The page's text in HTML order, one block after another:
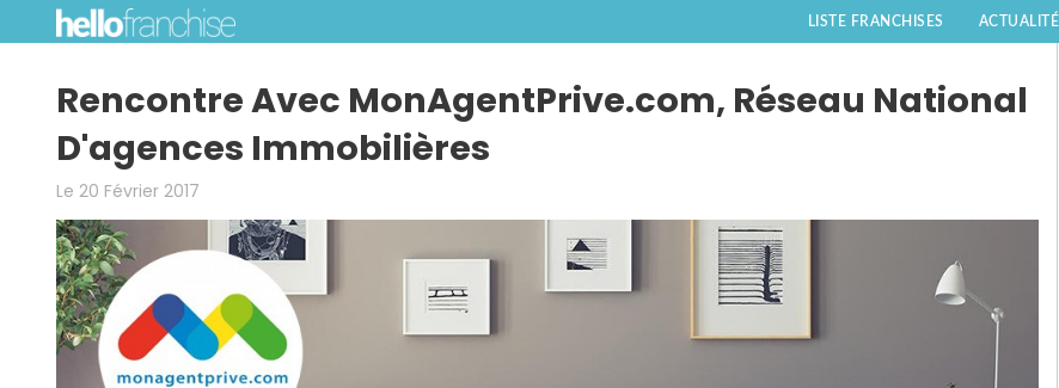
LISTE FRANCHISES ACTUALITÉ
Rencontre Avec MonAgentPrive.com, Réseau National
D'agences Immobilières
Le 20 Février 2017